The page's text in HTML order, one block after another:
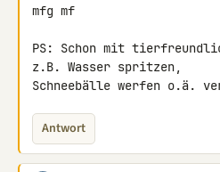
mfg mf
PS: Schon mit
z.B. Wasser spritzen,
Schneebälle werfen o.ä.
Antwort